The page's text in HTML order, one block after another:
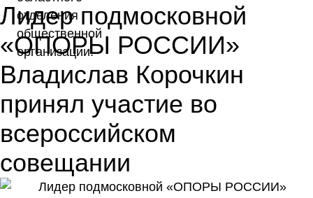
Лидер подмосковной
«ОПОРЫ РОССИИ»
Владислав Корочкин
принял участие во
всероссийском
совещании